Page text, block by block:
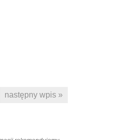
następny wpis »